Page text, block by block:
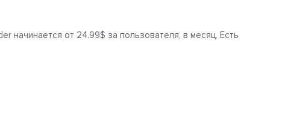
начинается от 24.99$ за пользователя, в месяц. Есть